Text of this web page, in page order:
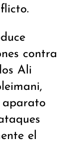
contra
Ali
aparato
el